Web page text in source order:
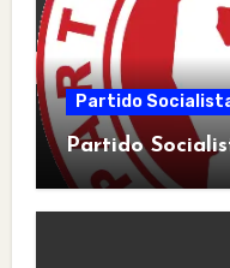
Partido
Partido